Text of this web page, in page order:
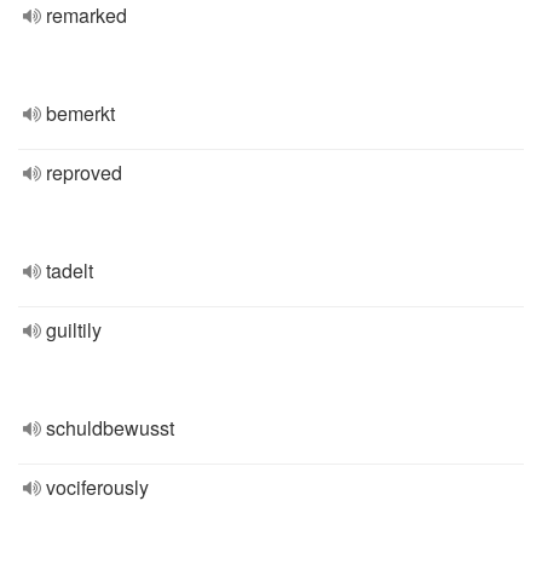
remarked
bemerkt
reproved
tadelt
guiltily
schuldbewusst
vociferously